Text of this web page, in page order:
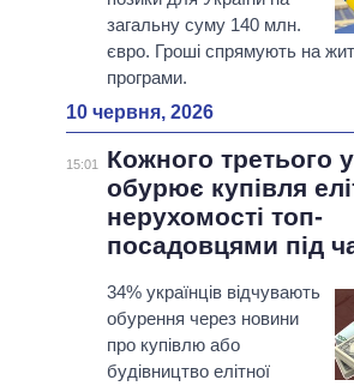
загальну суму 140 млн.
євро. Гроші спрямують на
програми.
10 червня, 2026
15:01
Кожного третього
обурює купівля
нерухомості топ-
посадовцями під
34% українців відчувають
обурення через новини
про купівлю або
будівництво елітної